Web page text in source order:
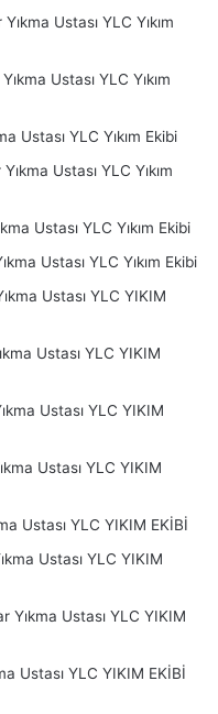
–
Beykoz
– Acarlar –
– Çekmeköy
Ömerli – Reşadiye –
– Eyüpsultan – Fatih–
–
– Suadiye –
– Cevizli – Soğanlık –
– Halkalı –Maltepe–
– Fındıklı –
– Sarıgazi – Yenidoğan-
Maslak – Tarabya –
– Mecidiyeköy –
Esenşehir – Parseller –
Acıbadem – Bulgurlu –
– Kuzguncuk –
İnşaat Malzemeleri için
Ustası YLC Yıkım
Ustası YLC Yıkım
Ustası YLC Yıkım Ekibi
Ustası YLC Yıkım
Ustası YLC Yıkım Ekibi
Ustası YLC Yıkım Ekibi
Ustası YLC YIKIM
Ustası YLC YIKIM
Ustası YLC YIKIM
Ustası YLC YIKIM
Ustası YLC YIKIM EKİBİ
Ustası YLC YIKIM
Yıkma Ustası YLC YIKIM
Ustası YLC YIKIM EKİBİ